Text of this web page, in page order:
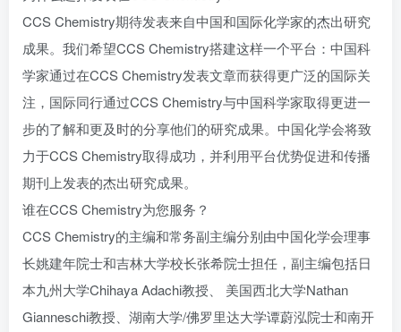
CCS Chemistry期待发表来自中国和国际化学家的杰出研究
成果。我们希望CCS Chemistry搭建这样一个平台：中国科
学家通过在CCS Chemistry发表文章而获得更广泛的国际关
注，国际同行通过CCS Chemistry与中国科学家取得更进一
步的了解和更及时的分享他们的研究成果。中国化学会将致
力于CCS Chemistry取得成功，并利用平台优势促进和传播
期刊上发表的杰出研究成果。
谁在CCS Chemistry为您服务？
CCS Chemistry的主编和常务副主编分别由中国化学会理事
长姚建年院士和吉林大学校长张希院士担任，副主编包括日
本九州大学Chihaya Adachi教授、 美国西北大学Nathan
Gianneschi教授、湖南大学/佛罗里达大学谭蔚泓院士和南开